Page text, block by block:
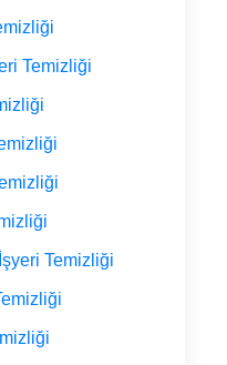
Temizliği
Temizliği